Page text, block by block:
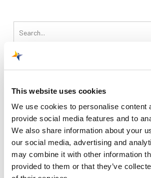
This website uses cookies
We use cookies to personalise content
provide social media features and to
We also share information about your
our social media, advertising and
may combine it with other information
provided to them or that they’ve
Recente berichten
Trainingsvlucht 4 augustus
Nieuwe AI-primeur voor Maastricht
intelligent exoskelet ondersteunt
Je kunt je nu aanmelden voor onze
Trainingsvlucht 17 juli